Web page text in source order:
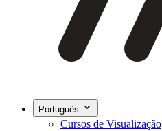
Português
Cursos de Visualização